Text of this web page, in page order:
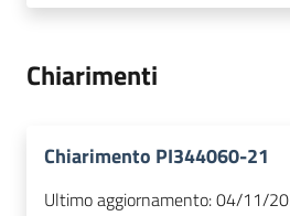
Chiarimenti
Chiarimento PI344060-21
Ultimo aggiornamento:04/11/